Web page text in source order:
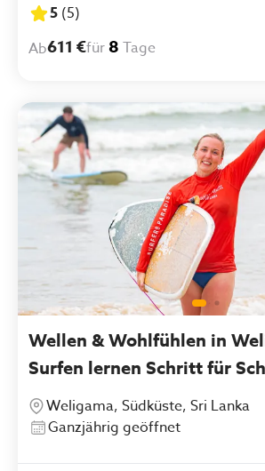
familiär und angenehm. Essen war
5 (5)
Ab611 €für 8 Tage
Wellen & Wohlfühlen in
Surfen lernen Schritt für
Weligama, Südküste, Sri Lanka
Ganzjährig geöffnet